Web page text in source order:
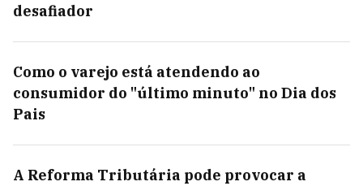
desafiador
Como o varejo está atendendo ao
consumidor do "último minuto" no Dia dos
Pais
A Reforma Tributária pode provocar a